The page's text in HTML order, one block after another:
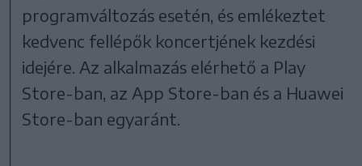
programváltozás esetén, és emlékeztet
kedvenc fellépők koncertjének kezdési
idejére. Az alkalmazás elérhető a Play
Store-ban, az App Store-ban és a Huawei
Store-ban egyaránt.